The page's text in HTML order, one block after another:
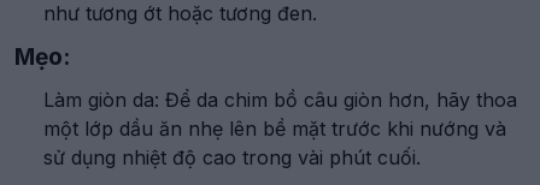
như tương ớt hoặc tương đen.
Mẹo:
Làm giòn da: Để da chim bồ câu giòn hơn, hãy thoa
một lớp dầu ăn nhẹ lên bề mặt trước khi nướng và
sử dụng nhiệt độ cao trong vài phút cuối.